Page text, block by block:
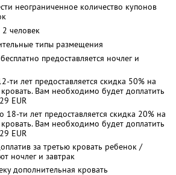
неограниченное количество купонов
2 человек
типы размещения
предоставляется ночлег и
ти лет предоставляется скидка 50% на
Вам необходимо будет доплатить
EUR
18-ти лет предоставляется скидка 20% на
Вам необходимо будет доплатить
EUR
за третью кровать ребенок /
ночлег и завтрак
дополнительная кровать